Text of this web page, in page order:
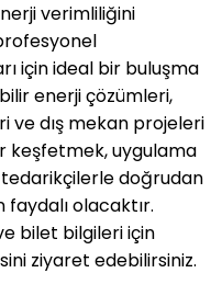
verimliliğini
için ideal bir buluşma
enerji çözümleri,
ve dış mekan projeleri
keşfetmek, uygulama
doğrudan
olacaktır.
bilet bilgileri için
ziyaret edebilirsiniz.